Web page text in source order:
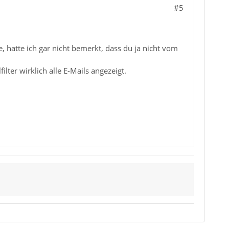
#5
hatte ich gar nicht bemerkt, dass du ja nicht vom
wirklich alle E-Mails angezeigt.